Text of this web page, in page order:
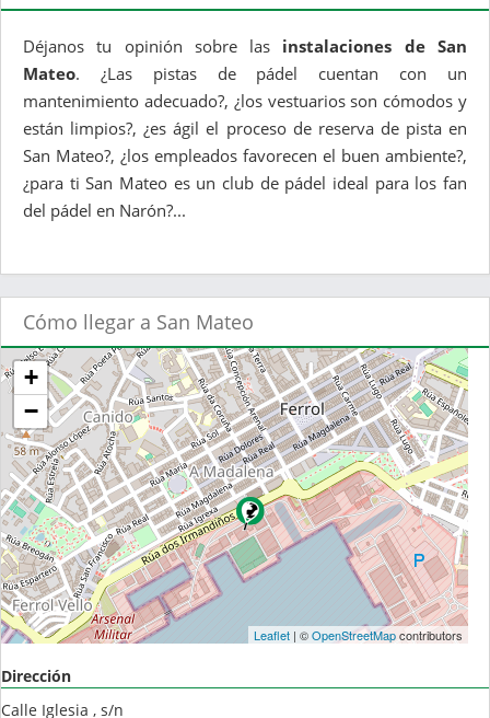
Déjanos tu opinión sobre las instalaciones de San
Mateo. ¿Las pistas de pádel cuentan con un
mantenimiento adecuado?, ¿los vestuarios son cómodos y
están limpios?, ¿es ágil el proceso de reserva de pista en
San Mateo?, ¿los empleados favorecen el buen ambiente?,
¿para ti San Mateo es un club de pádel ideal para los fan
del pádel en Narón?...
Cómo llegar a San Mateo
+
−
Leaflet| ©OpenStreetMapcontributors
Dirección
Calle Iglesia , s/n